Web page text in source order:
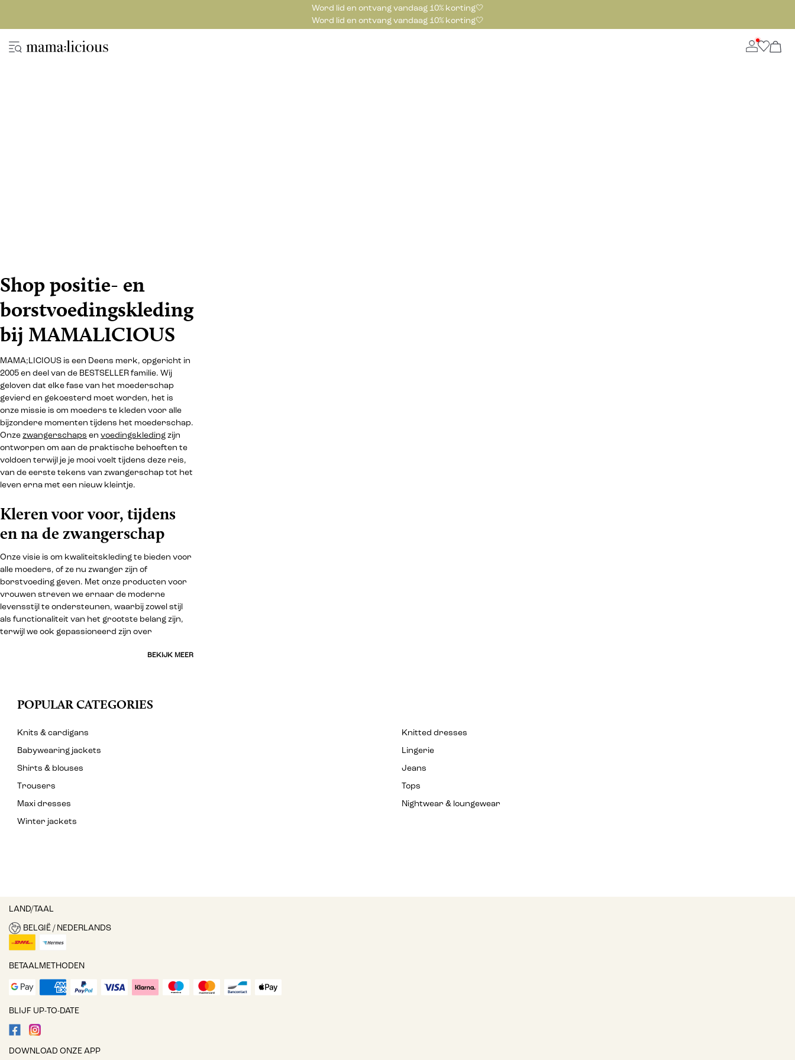
Word lid en ontvang vandaag 10% korting🤍
Word lid en ontvang vandaag 10% korting🤍
Shop positie- en
borstvoedingskleding
bij MAMALICIOUS
MAMA;LICIOUS is een Deens merk, opgericht in
2005 en deel van de BESTSELLER familie. Wij
geloven dat elke fase van het moederschap
gevierd en gekoesterd moet worden, het is
onze missie is om moeders te kleden voor alle
bijzondere momenten tijdens het moederschap.
Onze zwangerschaps en voedingskleding zijn
ontworpen om aan de praktische behoeften te
voldoen terwijl je je mooi voelt tijdens deze reis,
van de eerste tekens van zwangerschap tot het
leven erna met een nieuw kleintje.
Kleren voor voor, tijdens
en na de zwangerschap
Onze visie is om kwaliteitskleding te bieden voor
alle moeders, of ze nu zwanger zijn of
borstvoeding geven. Met onze producten voor
vrouwen streven we ernaar de moderne
levensstijl te ondersteunen, waarbij zowel stijl
als functionaliteit van het grootste belang zijn,
terwijl we ook gepassioneerd zijn over
BEKIJK MEER
POPULAR CATEGORIES
Knits & cardigans
Knitted dresses
Babywearing jackets
Lingerie
Shirts & blouses
Jeans
Trousers
Tops
Maxi dresses
Nightwear & loungewear
Winter jackets
LAND/TAAL
BELGIË / NEDERLANDS
BETAALMETHODEN
BLIJF UP-TO-DATE
DOWNLOAD ONZE APP